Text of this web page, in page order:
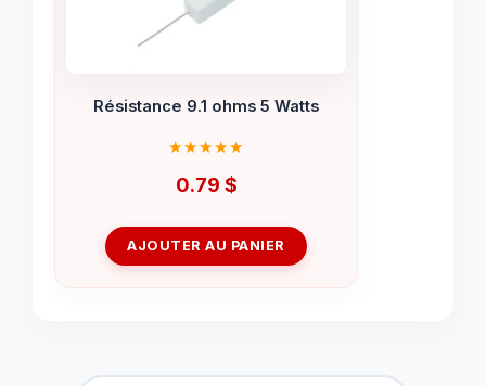
Résistance 9.1 ohms 5 Watts
0.79 $
AJOUTER AU PANIER